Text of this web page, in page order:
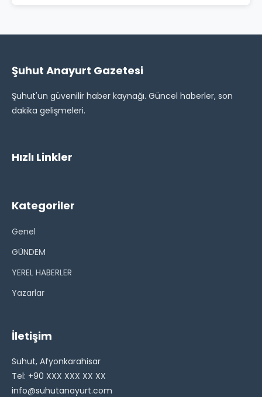
Şuhut Anayurt Gazetesi
Şuhut'un güvenilir haber kaynağı. Güncel haberler, son
dakika gelişmeleri.
Hızlı Linkler
Kategoriler
Genel
GÜNDEM
YEREL HABERLER
Yazarlar
İletişim
Suhut, Afyonkarahisar
Tel: +90 XXX XXX XX XX
info@suhutanayurt.com